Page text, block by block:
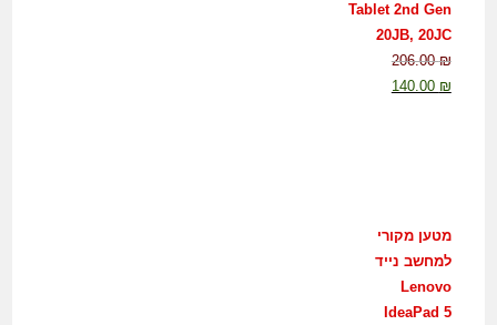
Tablet 2nd Gen
20JB, 20JC
206.00₪
140.00 ₪
מטען מקורי
למחשב נייד
Lenovo
IdeaPad 5